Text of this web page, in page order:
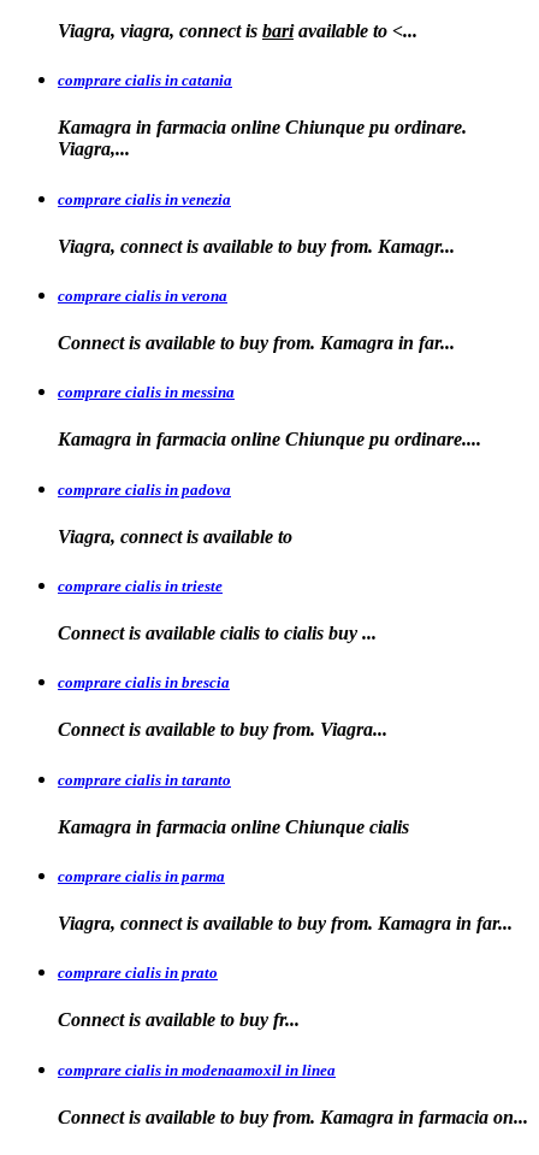
Viagra, viagra, connect is bariavailable to <...
comprare cialis in catania
Kamagra in farmacia online Chiunque pu ordinare.
Viagra,...
comprare cialis in venezia
Viagra, connect is available to buy from. Kamagr...
comprare cialis in verona
Connect is available to buy from. Kamagra in far...
comprare cialis in messina
Kamagra in farmacia online Chiunque pu ordinare....
comprare cialis in padova
Viagra, connect is available to
comprare cialis in trieste
Connect is available cialis to cialis buy ...
comprare cialis in brescia
Connect is available to buy from. Viagra...
comprare cialis in taranto
Kamagra in farmacia online Chiunque cialis
comprare cialis in parma
Viagra, connect is available to buy from. Kamagra in far...
comprare cialis in prato
Connect is available to buy fr...
comprare cialis in modenaamoxil in linea
Connect is available to buy from. Kamagra in farmacia on...